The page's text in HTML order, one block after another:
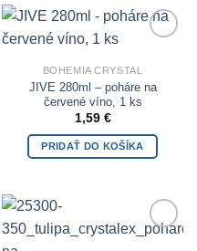
BOHEMIA CRYSTAL
JIVE 280ml – poháre na
červené víno, 1 ks
1,59 €
PRIDAŤ DO KOŠÍKA
Add to